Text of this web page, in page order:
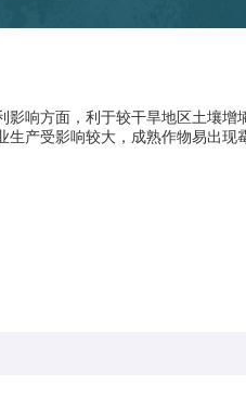
影响方面，利于较干旱地区土壤
生产受影响较大，成熟作物易出